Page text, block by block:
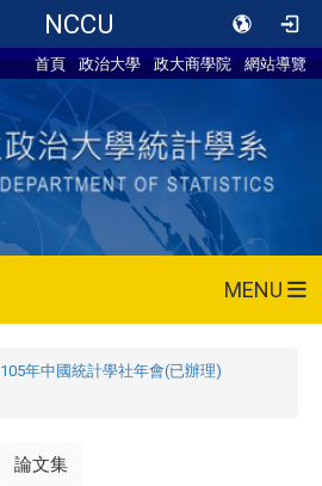
NCCU
首頁 政治大學 政大商學院 網站導覽
MENU
105年中國統計學社年會(已辦理)
論文集